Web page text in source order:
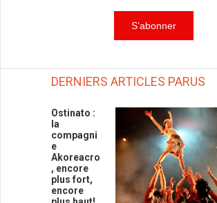
DERNIERS ARTICLES PARUS
Ostinato :
la
compagni
e
Akoreacro
, encore
plus fort,
encore